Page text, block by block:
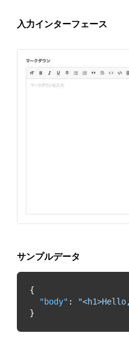
入力インターフェース
サンプルデータ
"body" :
}